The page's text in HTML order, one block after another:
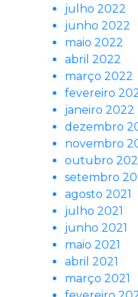
julho 2022
junho 2022
maio 2022
abril 2022
março 2022
fevereiro
janeiro 2022
dezembro
novembro
outubro
setembro
agosto 2021
julho 2021
junho 2021
maio 2021
abril 2021
março 2021